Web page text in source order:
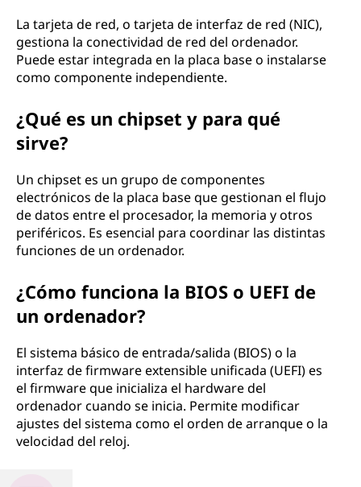
La tarjeta de red, o tarjeta de interfaz de red (NIC),
gestiona la conectividad de red del ordenador.
Puede estar integrada en la placa base o instalarse
como componente independiente.
¿Qué es un chipset y para qué
sirve?
Un chipset es un grupo de componentes
electrónicos de la placa base que gestionan el flujo
de datos entre el procesador, la memoria y otros
periféricos. Es esencial para coordinar las distintas
funciones de un ordenador.
¿Cómo funciona la BIOS o UEFI de
un ordenador?
El sistema básico de entrada/salida (BIOS) o la
interfaz de firmware extensible unificada (UEFI) es
el firmware que inicializa el hardware del
ordenador cuando se inicia. Permite modificar
ajustes del sistema como el orden de arranque o la
velocidad del reloj.